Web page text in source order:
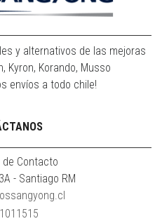
y alternativos de las mejoras
Kyron, Korando, Musso
envíos a todo chile!
de Contacto
- Santiago RM